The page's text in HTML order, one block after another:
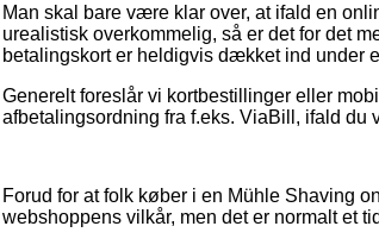
Man skal bare være klar over, at ifald en
urealistisk overkommelig, så er det for det
betalingskort er heldigvis dækket ind under
Generelt foreslår vi kortbestillinger eller
afbetalingsordning fra f.eks. ViaBill, ifald du
Forud for at folk køber i en Mühle Shaving
webshoppens vilkår, men det er normalt et